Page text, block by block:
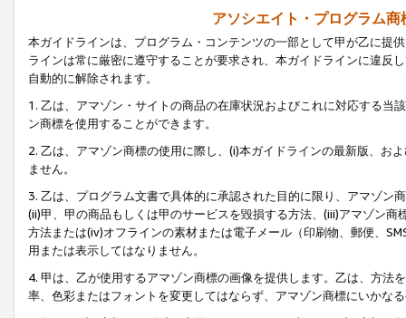
アソシエイト・プログラム
本ガイドラインは、プログラム・コンテンツの一部として甲が乙に提
ラインは常に厳密に遵守することが要求され、本ガイドラインに違反
自動的に解除されます。
1. 乙は、アマゾン・サイトの商品の在庫状況およびこれに対応する
ン商標を使用することができます。
2. 乙は、アマゾン商標の使用に際し、(i)本ガイドラインの最新版、お
ません。
3. 乙は、プログラム文書で具体的に承認された目的に限り、アマゾン
(ii)甲、甲の商品もしくは甲のサービスを毀損する方法、(iii)アマゾン
方法または(iv)オフラインの素材または電子メール（印刷物、郵便、
用または表示してはなりません。
4. 甲は、乙が使用するアマゾン商標の画像を提供します。乙は、方
率、色彩またはフォントを変更してはならず、アマゾン商標にいかな